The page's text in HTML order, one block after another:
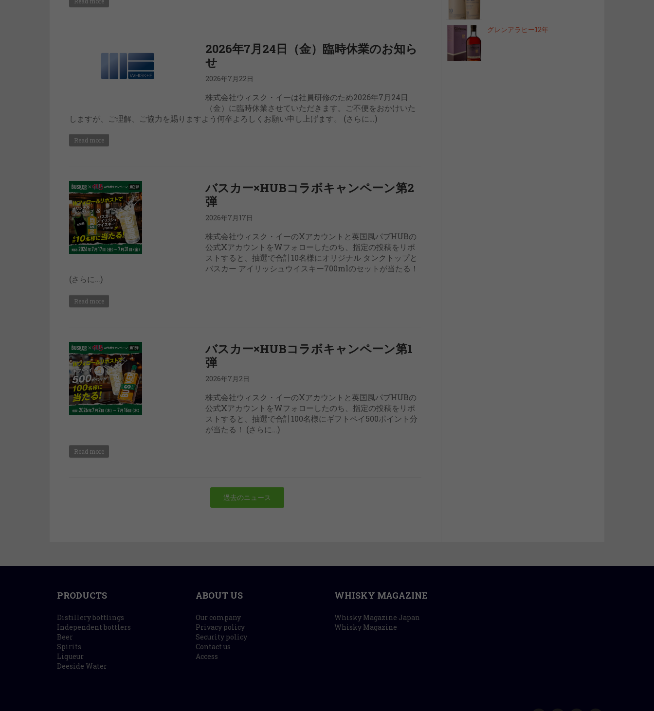
2026年7月24日（金）臨時休業のお知ら
せ
2026年7月22日
株式会社ウィスク・イーは社員研修のため2026年7月24日
（金）に臨時休業させていただきます。ご不便をおかけいた
しますが、ご理解、ご協力を賜りますよう何卒よろしくお願い申し上げます。 (さらに…)
Read more
バスカー×HUBコラボキャンペーン第2
弾
2026年7月17日
株式会社ウィスク・イーのXアカウントと英国風パブHUBの
公式XアカウントをWフォローしたのち、指定の投稿をリポ
ストすると、抽選で合計10名様にオリジナル タンクトップと
バスカー アイリッシュウイスキー700mlのセットが当たる！
(さらに…)
Read more
バスカー×HUBコラボキャンペーン第1
弾
2026年7月2日
株式会社ウィスク・イーのXアカウントと英国風パブHUBの
公式XアカウントをWフォローしたのち、指定の投稿をリポ
ストすると、抽選で合計100名様にギフトペイ500ポイント分
が当たる！ (さらに…)
Read more
過去のニュース
グレンアラヒー12年
PRODUCTS
Distillery bottlings
Independent bottlers
Beer
Spirits
Liqueur
Deeside Water
ABOUT US
Our company
Privacy policy
Security policy
Contact us
Access
WHISKY MAGAZINE
Whisky Magazine Japan
Whisky Magazine